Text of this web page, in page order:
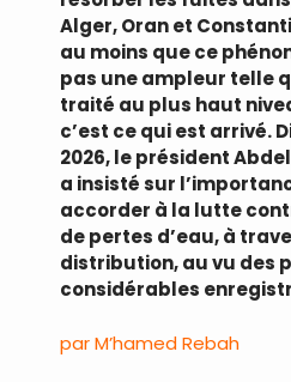
Alger, Oran et
au moins que ce
pas une ampleur telle
traité au plus haut
c’est ce qui est arrivé.
2026, le président
a insisté sur
accorder à la lutte
de pertes d’eau, à
distribution, au vu des
considérables
par M’hamed Rebah